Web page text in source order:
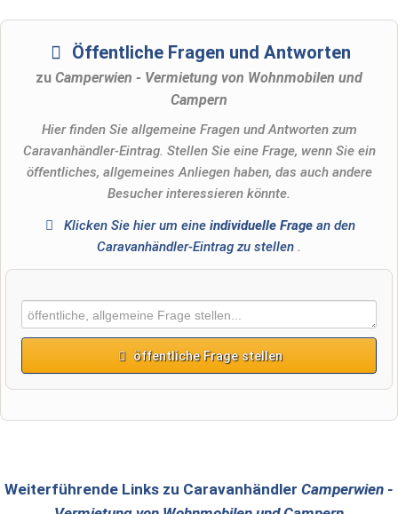
Öffentliche Fragen und Antworten
zu Camperwien - Vermietung von Wohnmobilen und
Campern
Hier finden Sie allgemeine Fragen und Antworten zum
Caravanhändler-Eintrag. Stellen Sie eine Frage, wenn Sie ein
öffentliches, allgemeines Anliegen haben, das auch andere
Besucher interessieren könnte.
Klicken Sie hier um eine individuelle Fragean den
Caravanhändler-Eintrag zu stellen .
öffentliche Frage stellen
Weiterführende Links zu Caravanhändler Camperwien -